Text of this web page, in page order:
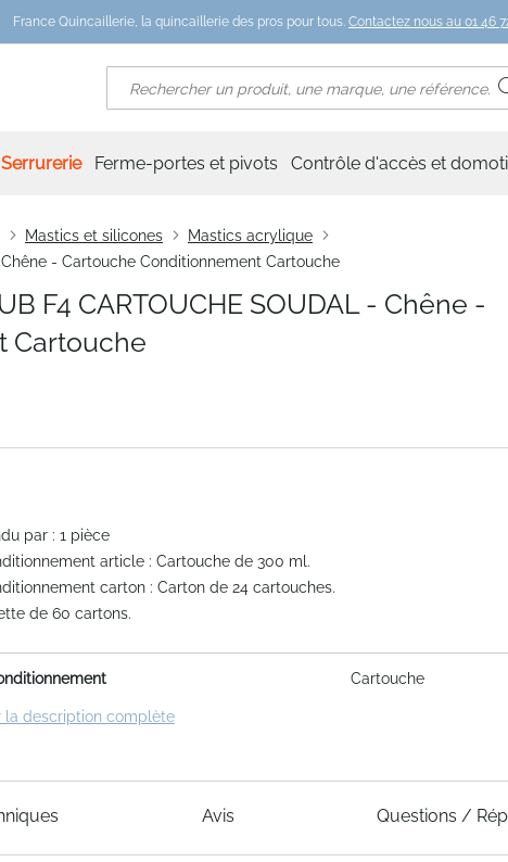
France Quincaillerie, la quincaillerie des pros pour tous. Contactez nous au 01 46
Serrurerie Ferme-portes et pivots Contrôle d'accès et
Mastics et silicones
Mastics acrylique
Chêne - Cartouche Conditionnement Cartouche
F4 CARTOUCHE SOUDAL - Chêne -
Cartouche
par : 1 pièce
article : Cartouche de 300 ml.
carton : Carton de 24 cartouches.
de 60 cartons.
Cartouche
la description complète
Avis Questions /